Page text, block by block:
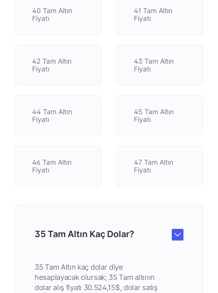
40 Tam Altın
Fiyatı
41 Tam Altın
Fiyatı
42 Tam Altın
Fiyatı
43 Tam Altın
Fiyatı
44 Tam Altın
Fiyatı
45 Tam Altın
Fiyatı
46 Tam Altın
Fiyatı
47 Tam Altın
Fiyatı
35 Tam Altın Kaç Dolar?
35 Tam Altın kaç dolar diye
hesaplayacak olursak; 35 Tam altının
dolar alış fiyatı 30.524,15$, dolar satış